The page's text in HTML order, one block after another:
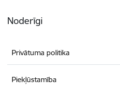
Noderīgi
Privātuma politika
Piekļūstamība